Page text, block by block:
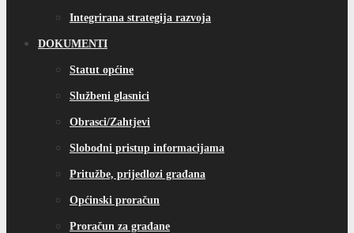
Integrirana strategija razvoja
DOKUMENTI
Statut općine
Službeni glasnici
Obrasci/Zahtjevi
Slobodni pristup informacijama
Pritužbe, prijedlozi građana
Općinski proračun
Proračun za građane